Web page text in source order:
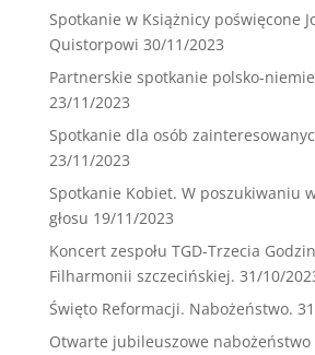
Spotkanie w Książnicy poświęcone
Quistorpowi 30/11/2023
Partnerskie spotkanie polsko-
23/11/2023
Spotkanie dla osób
23/11/2023
Spotkanie Kobiet. W poszukiwaniu
głosu 19/11/2023
Koncert zespołu TGD-Trzecia
Filharmonii szczecińskiej. 31/10/
Święto Reformacji. Nabożeństwo.
Otwarte jubileuszowe nabożeństwo